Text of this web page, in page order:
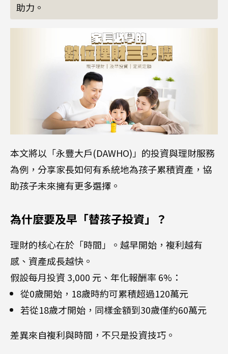
助力。
本文將以「永豐大戶(DAWHO)」的投資與理財服務
為例，分享家長如何有系統地為孩子累積資產，協
助孩子未來擁有更多選擇。
為什麼要及早「替孩子投資」？
理財的核心在於「時間」。越早開始，複利越有
感、資產成長越快。
假設每月投資 3,000 元、年化報酬率 6%：
從0歲開始，18歲時約可累積超過120萬元
若從18歲才開始，同樣金額到30歲僅約60萬元
差異來自複利與時間，不只是投資技巧。